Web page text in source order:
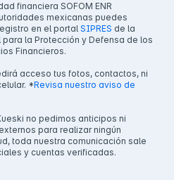
financiera SOFOM ENR
mexicanas puedes
en el portal SIPRES de la
para la Protección y Defensa de los
Financieros.
acceso tus fotos, contactos, ni
*Revisa nuestro aviso de
no pedimos anticipos ni
para realizar ningún
toda nuestra comunicación sale
y cuentas verificadas.